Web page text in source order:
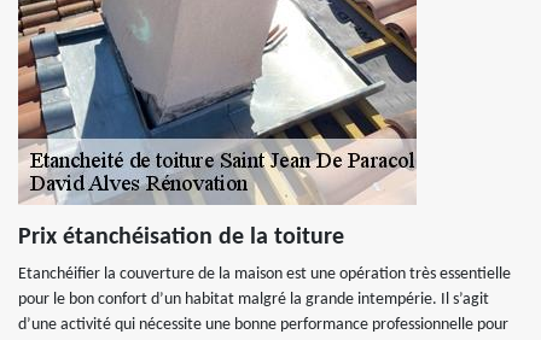
Prix étanchéisation de la toiture
Etanchéifier la couverture de la maison est une opération très essentielle
pour le bon confort d’un habitat malgré la grande intempérie. Il s’agit
d’une activité qui nécessite une bonne performance professionnelle pour